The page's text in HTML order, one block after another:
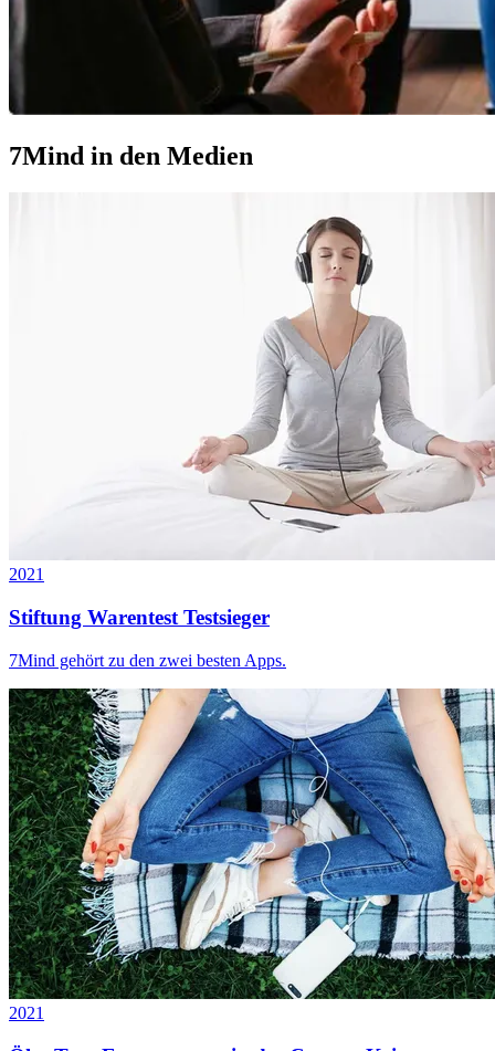
7Mind in den Medien
2021
Stiftung Warentest Testsieger
7Mind gehört zu den zwei besten Apps.
2021